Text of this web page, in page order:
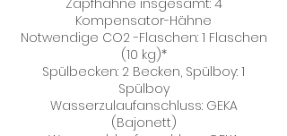
Zapfhähne insgesamt: 4
Kompensator-Hähne
Notwendige CO2 -Flaschen: 1 Flaschen
(10 kg)*
Spülbecken: 2 Becken, Spülboy: 1
Spülboy
Wasserzulaufanschluss: GEKA
(Bajonett)